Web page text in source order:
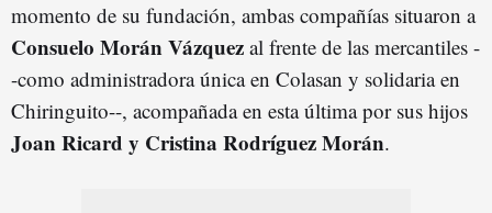
momento de su fundación, ambas compañías situaron a
Consuelo Morán Vázquez al frente de las mercantiles -
-como administradora única en Colasan y solidaria en
Chiringuito--, acompañada en esta última por sus hijos
Joan Ricard y Cristina Rodríguez Morán.